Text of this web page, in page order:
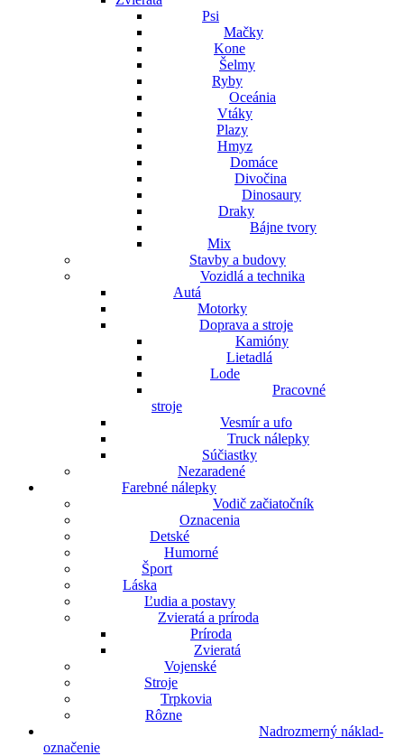
Psi
Mačky
Kone
Šelmy
Ryby
Oceánia
Vtáky
Plazy
Hmyz
Domáce
Divočina
Dinosaury
Draky
Bájne tvory
Mix
Stavby a budovy
Vozidlá a technika
Autá
Motorky
Doprava a stroje
Kamióny
Lietadlá
Lode
Pracovné
stroje
Vesmír a ufo
Truck nálepky
Súčiastky
Nezaradené
Farebné nálepky
Vodič začiatočník
Oznacenia
Detské
Humorné
Šport
Láska
Ľudia a postavy
Zvieratá a príroda
Príroda
Zvieratá
Vojenské
Stroje
Trpkovia
Rôzne
Nadrozmerný náklad-
označenie